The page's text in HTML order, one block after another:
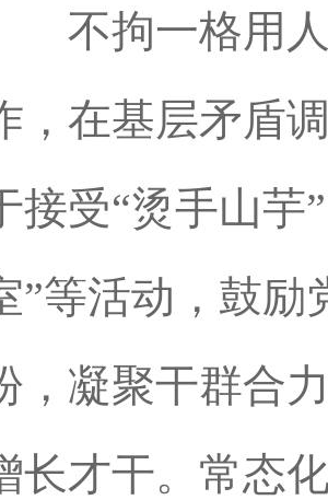
不拘一格用人
，在基层矛盾
接受“烫手山芋
”等活动，鼓励
，凝聚干群合
长才干。常态